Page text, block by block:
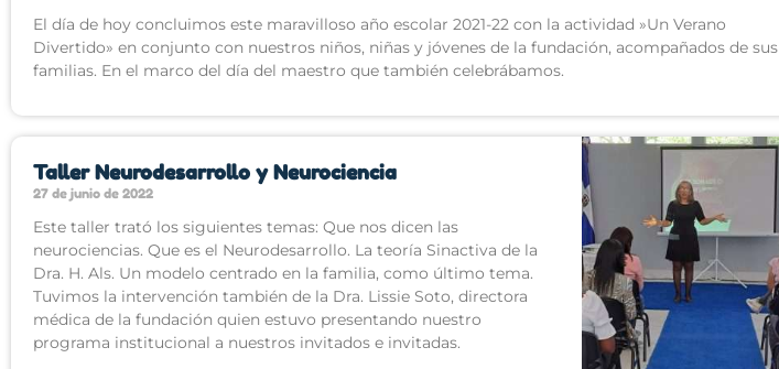
El día de hoy concluimos este maravilloso año escolar 2021-22 con la actividad »Un Verano
Divertido» en conjunto con nuestros niños, niñas y jóvenes de la fundación, acompañados de sus
familias. En el marco del día del maestro que también celebrábamos.
Taller Neurodesarrollo y Neurociencia
27 de junio de 2022
Este taller trató los siguientes temas: Que nos dicen las
neurociencias. Que es el Neurodesarrollo. La teoría Sinactiva de la
Dra. H. Als. Un modelo centrado en la familia, como último tema.
Tuvimos la intervención también de la Dra. Lissie Soto, directora
médica de la fundación quien estuvo presentando nuestro
programa institucional a nuestros invitados e invitadas.